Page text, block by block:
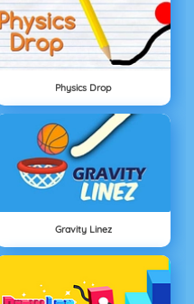
Physics Drop
Gravity Linez